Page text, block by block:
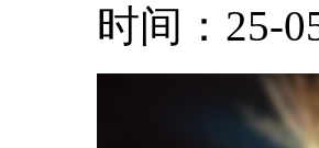
时间：25-